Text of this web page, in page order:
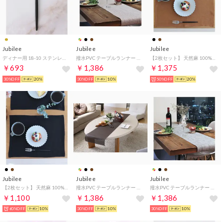
Jubilee
￥693
30%OFF 20%
Jubilee
￥1,386
30%OFF 10%
Jubilee
【2枚セット】 天然麻 100% ストーンウォッシュ 吸水速乾 ランチョンマット （キャメル）
￥1,375
50%OFF 20%
Jubilee
￥1,100
60%OFF 10%
Jubilee
￥1,386
30%OFF 10%
Jubilee
￥1,386
30%OFF 10%